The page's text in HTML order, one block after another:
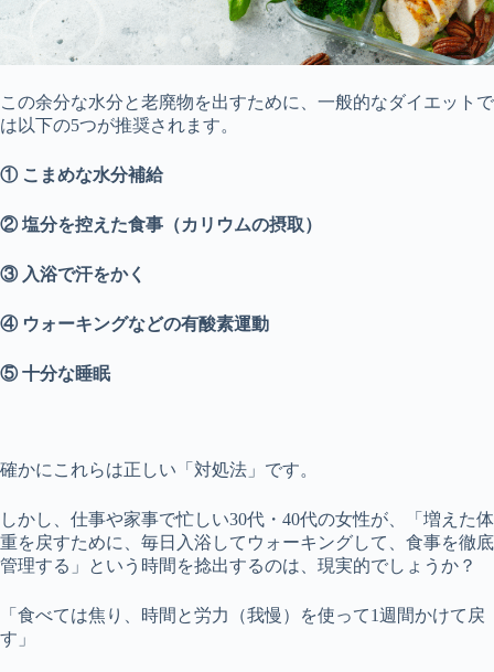
この余分な水分と老廃物を出すために、一般的なダイエットで
は以下の5つが推奨されます。
① こまめな水分補給
② 塩分を控えた食事（カリウムの摂取）
③ 入浴で汗をかく
④ ウォーキングなどの有酸素運動
⑤ 十分な睡眠
確かにこれらは正しい「対処法」です。
しかし、仕事や家事で忙しい30代・40代の女性が、「増えた体
重を戻すために、毎日入浴してウォーキングして、食事を徹底
管理する」という時間を捻出するのは、現実的でしょうか？
「食べては焦り、時間と労力（我慢）を使って1週間かけて戻
す」